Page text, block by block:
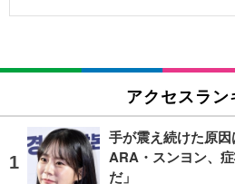
アクセスラン
手が震え続けた原
ARA・スンヨン、
だ」